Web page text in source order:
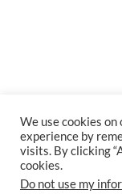
We use cookies
experience by
visits. By clicking
cookies.
Do not use my